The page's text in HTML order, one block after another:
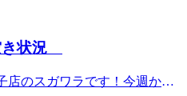
り切りましょう！！☆本日
のご希望であれば、お電話
＿＿＿＿＿＿＿＿＿＿＿＿＿
駅徒歩２分）電話番号 ０
ましょう！今回は「ネックリ
ます！ネックリンパケアは無
りの頭や首を動かす・デスク
ようにほぐしていきます♪リ
き状況
店のスガワラです！今週から